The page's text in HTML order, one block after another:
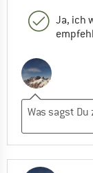
Ja, ich